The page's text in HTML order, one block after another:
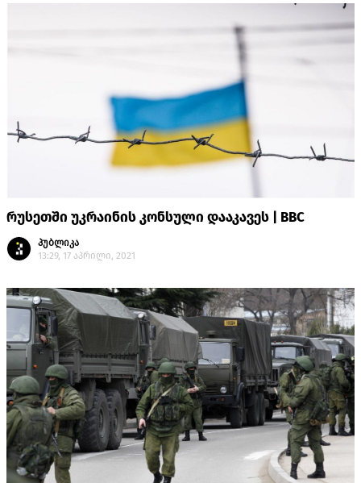
რუსეთში უკრაინის კონსული დააკავეს | BBC
პუბლიკა
13:29, 17 აპრილი, 2021